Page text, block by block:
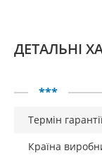
акумулятор,
пристрій,
машині.
компанія
центрів по
ДЕТАЛЬНІ
***
Термін
Країна